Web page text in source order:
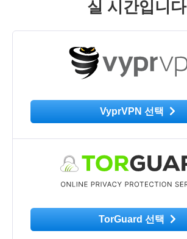
실 시간입니다
VyprVPN 선택
TorGuard 선택